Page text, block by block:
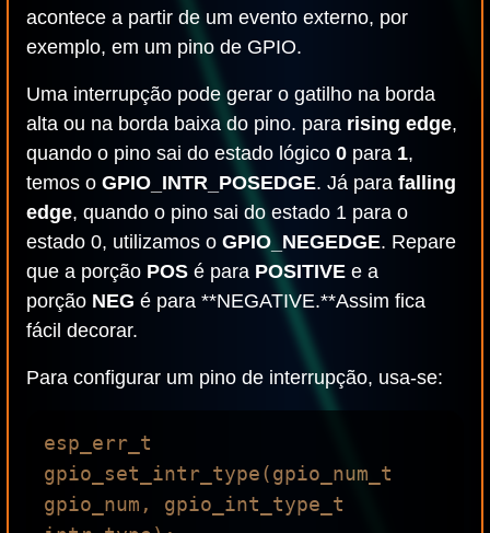
acontece a partir de um evento externo, por
exemplo, em um pino de GPIO.
Uma interrupção pode gerar o gatilho na borda
alta ou na borda baixa do pino. para rising edge,
quando o pino sai do estado lógico 0 para 1,
temos o GPIO_INTR_POSEDGE. Já para falling
edge, quando o pino sai do estado 1 para o
estado 0, utilizamos o GPIO_NEGEDGE. Repare
que a porção POS é para POSITIVE e a
porção NEG é para **NEGATIVE.**Assim fica
fácil decorar.
Para configurar um pino de interrupção, usa-se:
esp_err_t
gpio_set_intr_type(gpio_num_t
gpio_num, gpio_int_type_t